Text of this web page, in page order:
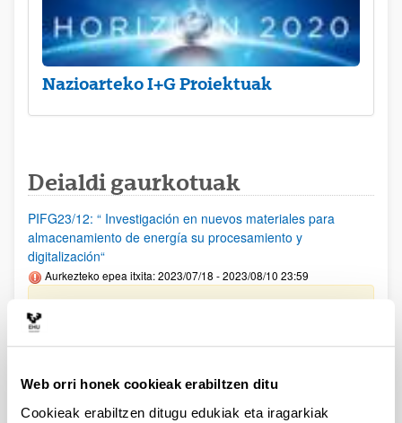
Web orri honek cookieak erabiltzen ditu
Cookieak erabiltzen ditugu edukiak eta iragarkiak
Nazioarteko I+G Proiektuak
Deialdi gaurkotuak
PIFG23/12: “ Investigación en nuevos materiales para
almacenamiento de energía su procesamiento y
digitalización“
Aurkezteko epea itxita: 2023/07/18 - 2023/08/10 23:59
Beka emateko proposamena argitaratu da(2023/09/12)
PIFG23/14: “ Hizkuntzaren Prozesamentua“